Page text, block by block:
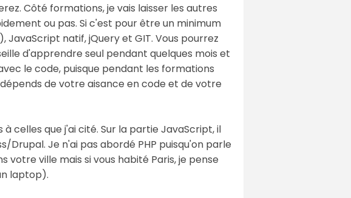
Côté formations, je vais laisser les autres
ou pas. Si c'est pour être un minimum
JavaScript natif, jQuery et GIT. Vous pourrez
d'apprendre seul pendant quelques mois et
le code, puisque pendant les formations
de votre aisance en code et de votre
celles que j'ai cité. Sur la partie JavaScript, il
Drupal. Je n'ai pas abordé PHP puisqu'on parle
ville mais si vous habité Paris, je pense
laptop).